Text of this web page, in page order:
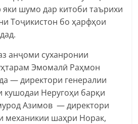
яки шумо дар китоби таърихи
Тоҷикистон бо ҳарфҳои
анҷоми суханронии
Эмомалӣ Раҳмон
— директори генералии
Неругоҳи барқи
Азимов — директори
механикии шаҳри Норак,